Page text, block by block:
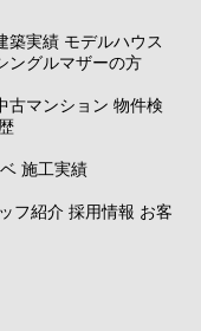
築実績 モデルハウス
ングルマザーの方
古マンション 物件検
施工実績
フ紹介 採用情報 お客